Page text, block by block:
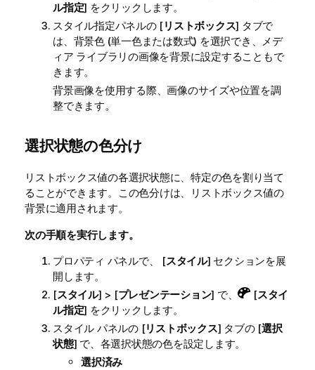
ル指定] をクリックします。
スタイル指定パネルの [リストボックス] タブで
は、背景色 (単一色または数式) を選択でき、メデ
ィア ライブラリの画像を背景に設定することもで
きます。
背景画像を使用する際、画像のサイズや位置を調
整できます。
選択状態の色分け
リストボックス値の各選択状態に、特定の色を割り当て
ることができます。この色分けは、リストボックス値の
背景に適用されます。
次の手順を実行します。
プロパティ パネルで、 [スタイル] セクションを展
開します。
[スタイル] > [プレゼンテーション] で、 [スタイ
ル指定] をクリックします。
スタイル パネルの [リストボックス] タブの [選択
状態] で、各選択状態の色を設定します。
選択済み